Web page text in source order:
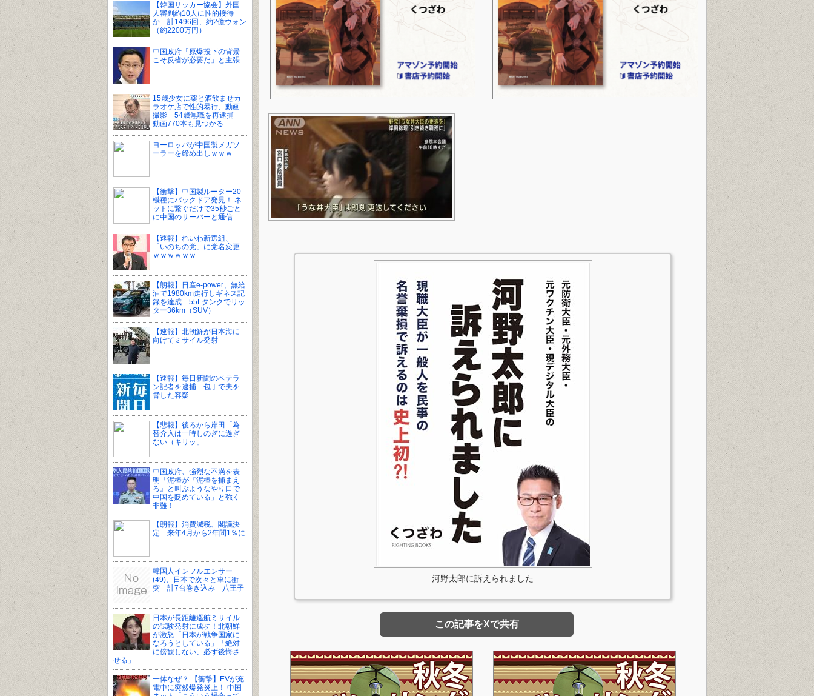
【韓国サッカー協会】外国
人審判約10人に性的接待
か 計1496回、約2億ウォン
（約2200万円）
中国政府「原爆投下の背景
こそ反省が必要だ」と主張
15歳少女に薬と酒飲ませカ
ラオケ店で性的暴行、動画
撮影 54歳無職を再逮捕
動画770本も見つかる
ヨーロッパが中国製メガソ
ーラーを締め出しｗｗｗ
【衝撃】中国製ルーター20
機種にバックドア発見！ ネ
ットに繋ぐだけで35秒ごと
に中国のサーバーと通信
【速報】れいわ新選組、
「いのちの党」に党名変更
ｗｗｗｗｗｗ
【朗報】日産e-power、無給
油で1980km走行しギネス記
録を達成 55Lタンクでリッ
ター36km（SUV）
【速報】北朝鮮が日本海に
向けてミサイル発射
【速報】毎日新聞のベテラ
ン記者を逮捕 包丁で夫を
脅した容疑
【悲報】後ろから岸田「為
替介入は一時しのぎに過ぎ
ない（キリッ」
中国政府、強烈な不満を表
明「泥棒が『泥棒を捕まえ
ろ』と叫ぶようなやり口で
中国を貶めている」と強く
非難！
【朗報】消費減税、閣議決
定 来年4月から2年間1％に
韓国人インフルエンサー
(49)、日本で次々と車に衝
突 計7台巻き込み 八王子
日本が長距離巡航ミサイル
の試験発射に成功！北朝鮮
が激怒「日本が戦争国家に
なろうとしている」「絶対
に傍観しない、必ず後悔さ
せる」
一体なぜ？ 【衝撃】EVが充
電中に突然爆発炎上！ 中国
河野太郎に訴えられました
この記事をXで共有